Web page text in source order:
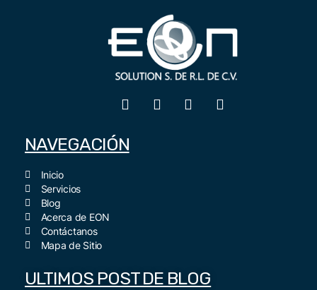
NAVEGACIÓN
Inicio
Servicios
Blog
Acerca de EON
Contáctanos
Mapa de Sitio
ULTIMOS POST DE BLOG